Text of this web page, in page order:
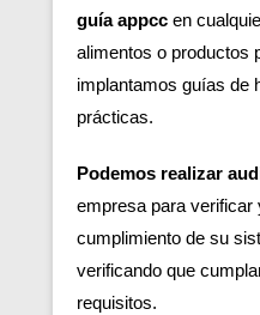
guía appcc en
alimentos o productos
implantamos guías de
prácticas.
Podemos realizar
empresa para
cumplimiento de su
verificando que
requisitos.